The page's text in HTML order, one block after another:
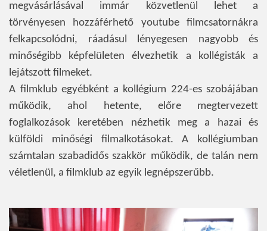
megvásárlásával immár közvetlenül lehet a
törvényesen hozzáférhető youtube filmcsatornákra
felkapcsolódni, ráadásul lényegesen nagyobb és
minőségibb képfelületen élvezhetik a kollégisták a
lejátszott filmeket.
A filmklub egyébként a kollégium 224-es szobájában
működik, ahol hetente, előre megtervezett
foglalkozások keretében nézhetik meg a hazai és
külföldi minőségi filmalkotásokat. A kollégiumban
számtalan szabadidős szakkör működik, de talán nem
véletlenül, a filmklub az egyik legnépszerűbb.